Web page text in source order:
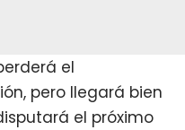
el
pero llegará bien
el próximo